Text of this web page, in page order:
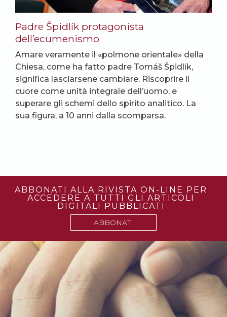
Padre Špidlík protagonista
dell’ecumenismo
Amare veramente il «polmone orientale» della
Chiesa, come ha fatto padre Tomáš Špidlík,
significa lasciarsene cambiare. Riscoprire il
cuore come unità integrale dell’uomo, e
superare gli schemi dello spirito analitico. La
sua figura, a 10 anni dalla scomparsa.
ABBONATI ALLA RIVISTA ON-LINE PER
ACCEDERE A TUTTI GLI ARTICOLI
DIGITALI PUBBLICATI
ABBONATI